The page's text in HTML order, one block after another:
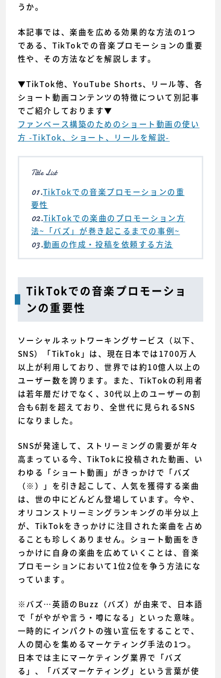
うか。
本記事では、楽曲を広める効果的な方法の1つ
である、TikTokでの音楽プロモーションの重要
性や、その方法などを解説します。
▼TikTok他、YouTube Shorts、リール等、各
ショート動画コンテンツの特徴について別記事
でご紹介しております▼
ファンベース構築のためのショート動画の使い
方 -TikTok、ショート、リールを解説-
Title List
01.TikTokでの音楽プロモーションの重
要性
02.TikTokでの楽曲のプロモーション方
法~「バズ」が巻き起こるまでの事例~
03.動画の作成・投稿を依頼する方法
TikTokでの音楽プロモーショ
ンの重要性
ソーシャルネットワーキングサービス（以下、
SNS）「TikTok」は、現在日本では1700万人
以上が利用しており、世界では約10億人以上の
ユーザー数を誇ります。また、TikTokの利用者
は若年層だけでなく、30代以上のユーザーの割
合も6割を超えており、全世代に見られるSNS
になりました。
SNSが発達して、ストリーミングの需要が年々
高まっている今、TikTokに投稿された動画、い
わゆる「ショート動画」がきっかけで「バズ
（※）」を引き起こして、人気を獲得する楽曲
は、世の中にどんどん登場しています。今や、
オリコンストリーミングランキングの半分以上
が、TikTokをきっかけに注目された楽曲を占め
ることも珍しくありません。ショート動画をき
っかけに自身の楽曲を広めていくことは、音楽
プロモーションにおいて1位2位を争う方法にな
っています。
※バズ…英語のBuzz（バズ）が由来で、日本語
で「がやがや言う・噂になる」といった意味。
一時的にインパクトの強い宣伝をすることで、
人の関心を集めるマーケティング手法の1つ。
日本では主にマーケティング業界で「バズ
る」、「バズマーケティング」という言葉が使